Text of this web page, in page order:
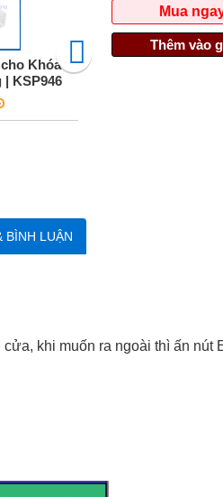
Khóa
| KSP946
Mua
Thêm vào
BÌNH LUẬN
khi muốn ra ngoài thì ấn nút